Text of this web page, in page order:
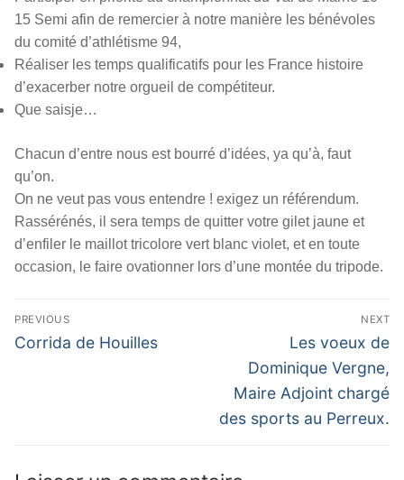
15 Semi afin de remercier à notre manière les bénévoles
du comité d’athlétisme 94,
Réaliser les temps qualificatifs pour les France histoire
d’exacerber notre orgueil de compétiteur.
Que saisje…
Chacun d’entre nous est bourré d’idées, ya qu’à, faut
qu’on.
On ne veut pas vous entendre ! exigez un référendum.
Rassérénés, il sera temps de quitter votre gilet jaune et
d’enfiler le maillot tricolore vert blanc violet, et en toute
occasion, le faire ovationner lors d’une montée du tripode.
Navigation
de
PREVIOUS
Previous
Corrida de Houilles
NEXT
Next
post:
Les voeux de
Dominique Vergne,
Maire Adjoint chargé
des sports au Perreux.